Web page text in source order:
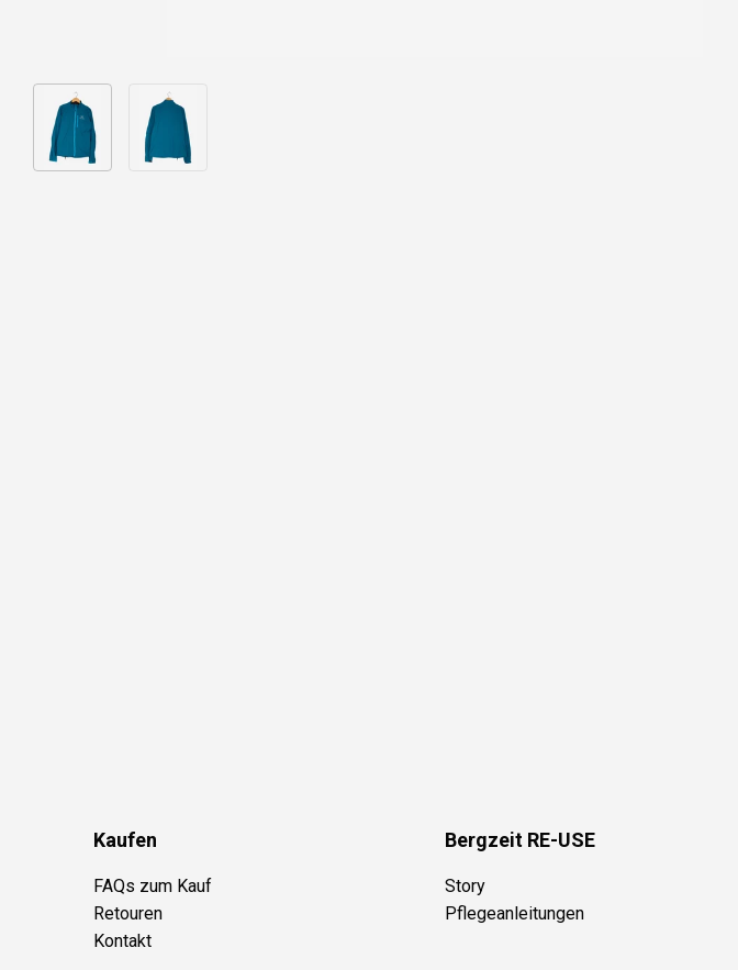
Bild 1 in Galerieansicht laden
Kaufen
FAQs zum Kauf
Retouren
Kontakt
Bergzeit RE-USE
Story
Pflegeanleitungen